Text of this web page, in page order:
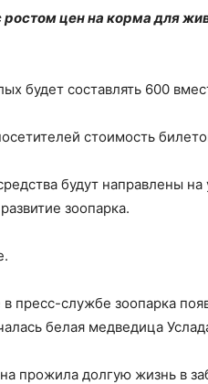
цен на корма для
будет составлять 600
стоимость
будут направлены на
зоопарка.
пресс-службе зоопарка
белая медведица
прожила долгую жизнь в